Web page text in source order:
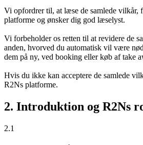
Vi opfordrer til, at læse de samlede vilkår,
platforme og ønsker dig god læselyst.
Vi forbeholder os retten til at revidere de
anden, hvorved du automatisk vil være
dem på ny, ved booking eller køb af take
Hvis du ikke kan acceptere de samlede
R2Ns platforme.
2. Introduktion og R2Ns
2.1